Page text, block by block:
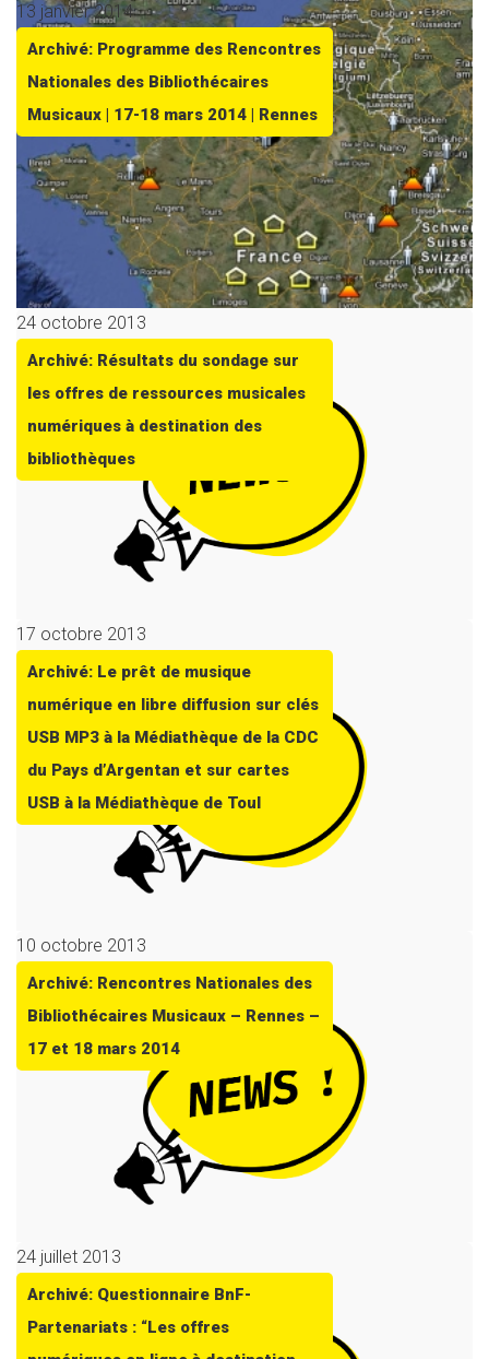
13 janvier 2014
Archivé: Programme des Rencontres
Nationales des Bibliothécaires
Musicaux | 17-18 mars 2014 | Rennes
24 octobre 2013
Archivé: Résultats du sondage sur
les offres de ressources musicales
numériques à destination des
bibliothèques
17 octobre 2013
Archivé: Le prêt de musique
numérique en libre diffusion sur clés
USB MP3 à la Médiathèque de la CDC
du Pays d’Argentan et sur cartes
USB à la Médiathèque de Toul
10 octobre 2013
Archivé: Rencontres Nationales des
Bibliothécaires Musicaux – Rennes –
17 et 18 mars 2014
24 juillet 2013
Archivé: Questionnaire BnF-
Partenariats : “Les offres